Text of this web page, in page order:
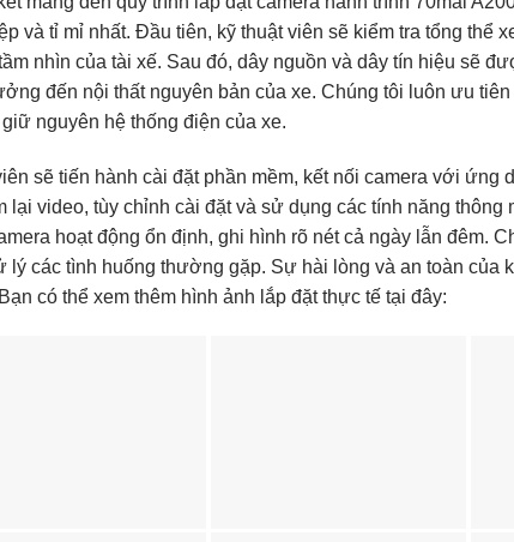
và tỉ mỉ nhất. Đầu tiên, kỹ thuật viên sẽ kiểm tra tổng thể
nhìn của tài xế. Sau đó, dây nguồn và dây tín hiệu sẽ
đến nội thất nguyên bản của xe. Chúng tôi luôn ưu
nguyên hệ thống điện của xe.
sẽ tiến hành cài đặt phần mềm, kết nối camera với ứng
lại video, tùy chỉnh cài đặt và sử dụng các tính năng thông
hoạt động ổn định, ghi hình rõ nét cả ngày lẫn đêm.
lý các tình huống thường gặp. Sự hài lòng và an toàn của
có thể xem thêm hình ảnh lắp đặt thực tế tại đây: